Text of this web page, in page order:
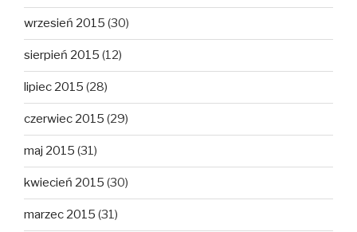
wrzesień 2015 (30)
sierpień 2015 (12)
lipiec 2015 (28)
czerwiec 2015 (29)
maj 2015 (31)
kwiecień 2015 (30)
marzec 2015 (31)